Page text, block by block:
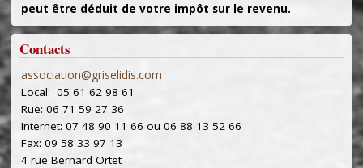
peut être déduit de votre impôt sur le revenu.
Contacts
association@griselidis.com
Local: 05 61 62 98 61
Rue: 06 71 59 27 36
Internet: 07 48 90 11 66 ou 06 88 13 52 66
Fax: 09 58 33 97 13
4 rue Bernard Ortet